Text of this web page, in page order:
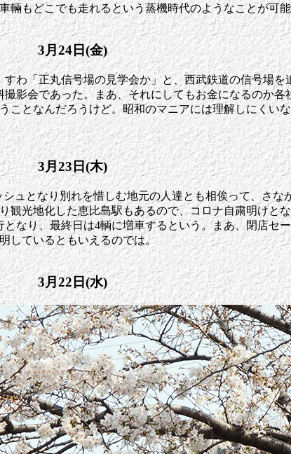
輛もどこでも走れるという蒸機時代のようなことが可
3月24日(金)
わ「正丸信号場の見学会か」と、西武鉄道の信号場
影会であった。まあ、それにしてもお金になるのか
となんだろうけど。昭和のマニアには理解しにくい
3月23日(木)
ュとなり別れを惜しむ地元の人達とも相俟って、さ
光地化した恵比島駅もあるので、コロナ自粛明けと
なり、最終日は4輌に増車するという。まあ、閉店セ
しているともいえるのでは。
3月22日(水)